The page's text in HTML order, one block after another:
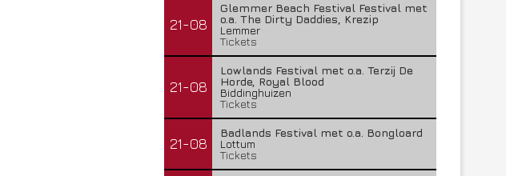
21-08
Glemmer Beach Festival Festival met
o.a. The Dirty Daddies, Krezip
Lemmer
Tickets
21-08
Lowlands Festival met o.a. Terzij De
Horde, Royal Blood
Biddinghuizen
Tickets
21-08
Badlands Festival met o.a. Bongloard
Lottum
Tickets